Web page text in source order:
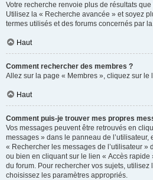
Votre recherche renvoie plus de résultats
Utilisez la « Recherche avancée » et soyez
termes utilisés et des forums concernés par
Haut
Comment rechercher des membres ?
Allez sur la page « Membres », cliquez sur
Haut
Comment puis-je trouver mes propres
Vos messages peuvent être retrouvés en
messages » dans le panneau de l’utilisateur,
« Rechercher les messages de l’utilisateur »
ou bien en cliquant sur le lien « Accès rapide
du forum. Pour rechercher vos sujets,
choisissez les paramètres appropriés.